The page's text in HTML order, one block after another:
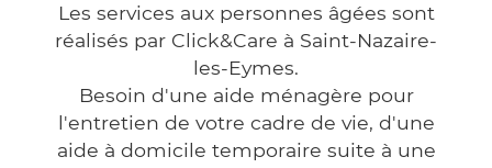
Les services aux personnes âgées sont
réalisés par Click&Care à Saint-Nazaire-
les-Eymes.
Besoin d'une aide ménagère pour
l'entretien de votre cadre de vie, d'une
aide à domicile temporaire suite à une